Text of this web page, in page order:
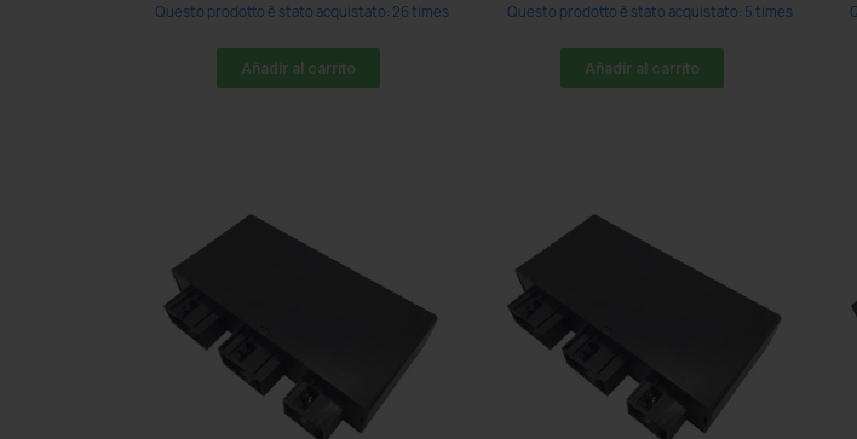
Questo prodotto è stato acquistato: 26 times
Añadir al carrito
Questo prodotto è stato acquistato: 5 times
Añadir al carrito